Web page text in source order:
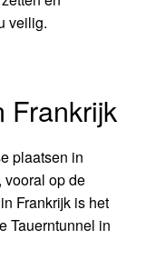
veilig.
Frankrijk
plaatsen in
vooral op de
Frankrijk is het
Tauerntunnel in